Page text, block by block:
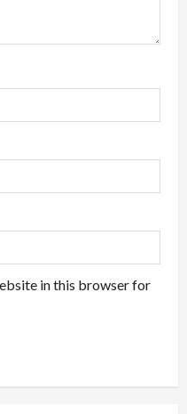
in this browser for